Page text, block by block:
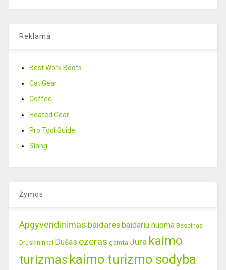
Reklama
Best Work Boots
Cat Gear
Coffee
Heated Gear
Pro Tool Guide
Slang
Žymos
Apgyvendinimas baidaresbaidariu nuoma Baseinas
Druskininkai Dušas ezeras gamta Jura kaimo
turizmas kaimo turizmo sodyba